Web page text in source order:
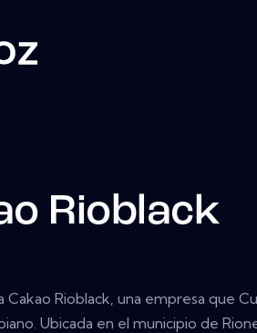
Rioblack
Cakao Rioblack, una empresa que
Ubicada en el municipio de